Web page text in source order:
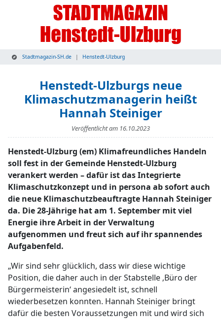
Stadtmagazin-SH.de Henstedt-Ulzburg
Henstedt-Ulzburgs neue
Klimaschutzmanagerin heißt
Hannah Steiniger
Veröffentlicht am 16.10.2023
Henstedt-Ulzburg (em) Klimafreundliches Handeln
soll fest in der Gemeinde Henstedt-Ulzburg
verankert werden – dafür ist das Integrierte
Klimaschutzkonzept und in persona ab sofort auch
die neue Klimaschutzbeauftragte Hannah Steiniger
da. Die 28-Jährige hat am 1. September mit viel
Energie ihre Arbeit in der Verwaltung
aufgenommen und freut sich auf ihr spannendes
Aufgabenfeld.
„Wir sind sehr glücklich, dass wir diese wichtige
Position, die daher auch in der Stabstelle ‚Büro der
Bürgermeisterin‘ angesiedelt ist, schnell
wiederbesetzen konnten. Hannah Steiniger bringt
dafür die besten Voraussetzungen mit und wird sich